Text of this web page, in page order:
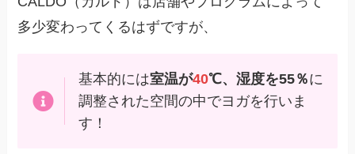
多少変わってくるはずですが、
基本的には室温が40℃、湿度を55％に
調整された空間の中でヨガを行いま
す！